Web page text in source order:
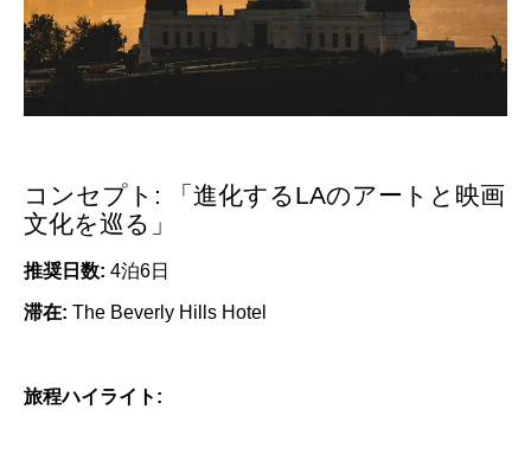
コンセプト: 「進化するLAのアートと映画
文化を巡る」
推奨日数: 4泊6日
滞在: The Beverly Hills Hotel
旅程ハイライト: